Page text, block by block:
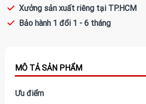
Xưởng sản xuất riêng tại TP.HCM
Bảo hành 1 đổi 1 - 6 tháng
Ưu điểm